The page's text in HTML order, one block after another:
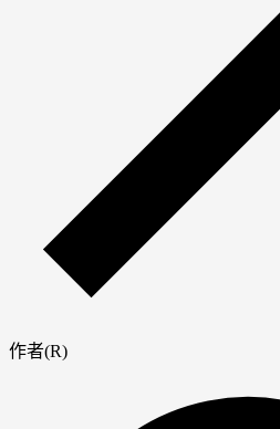
作者(R)